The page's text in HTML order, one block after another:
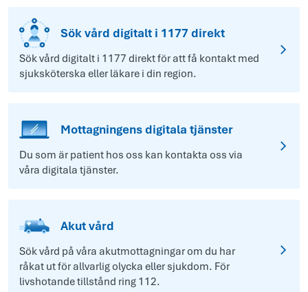
Sök vård digitalt i 1177 direkt
Sök vård digitalt i 1177 direkt för att få kontakt med
sjuksköterska eller läkare i din region.
Mottagningens digitala tjänster
Du som är patient hos oss kan kontakta oss via
våra digitala tjänster.
Akut vård
Sök vård på våra akutmottagningar om du har
råkat ut för allvarlig olycka eller sjukdom. För
livshotande tillstånd ring 112.